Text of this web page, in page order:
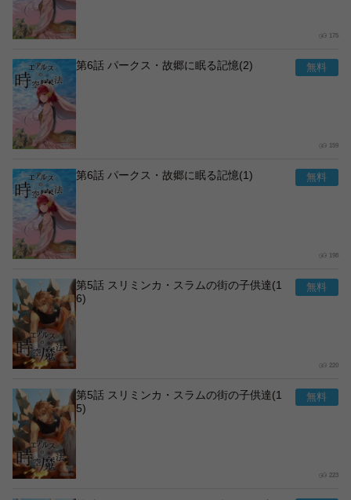
175
第6話 パークス・故郷に眠る記憶(2)
159
第6話 パークス・故郷に眠る記憶(1)
198
第5話 スリミンカ・スラムの街の子供達(1
6)
220
第5話 スリミンカ・スラムの街の子供達(1
5)
223